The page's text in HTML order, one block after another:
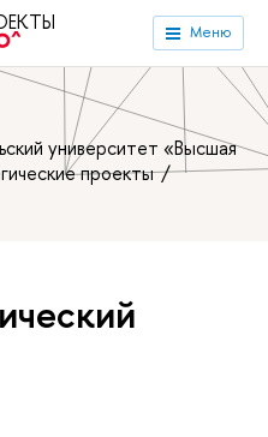
Меню
университет «Высшая
проекты